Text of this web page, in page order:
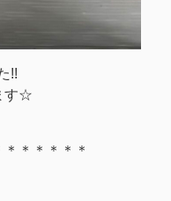
!!
す☆
＊＊＊＊＊